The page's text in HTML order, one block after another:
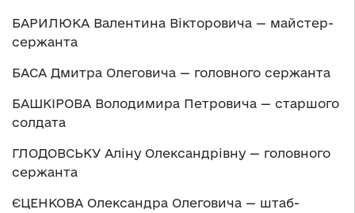
БАРИЛЮКА Валентина Вікторовича — майстер-
сержанта
БАСА Дмитра Олеговича — головного сержанта
БАШКІРОВА Володимира Петровича — старшого
солдата
ГЛОДОВСЬКУ Аліну Олександрівну — головного
сержанта
ЄЦЕНКОВА Олександра Олеговича — штаб-